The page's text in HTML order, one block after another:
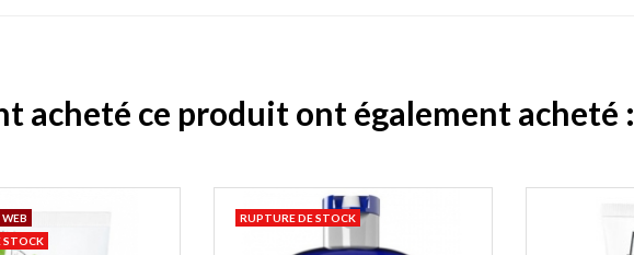
acheté ce produit ont également acheté :
STOCK
RUPTURE DE STOCK